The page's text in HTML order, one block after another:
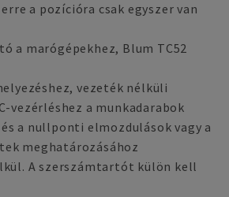
a pozícióra csak egyszer van
a marógépekhez, Blum TC52
vezeték nélküli
vezérléshez a munkadarabok
a nullponti elmozdulások vagy a
meghatározásához
A szerszámtartót külön kell